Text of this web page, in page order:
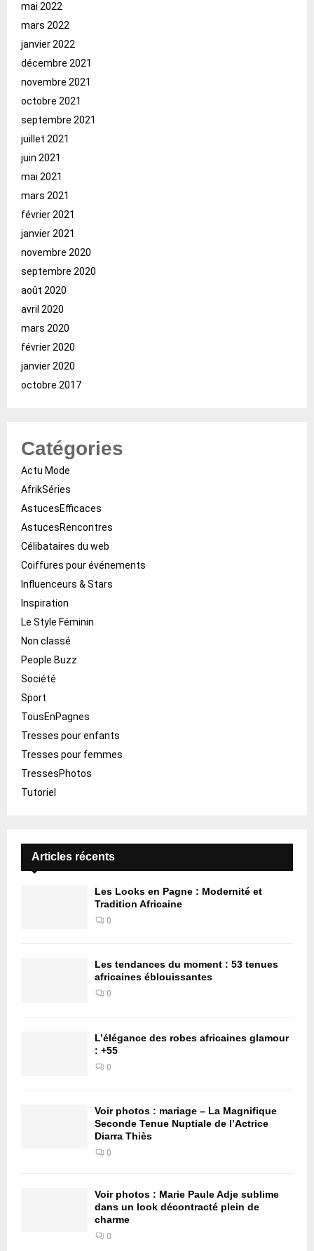
mai 2022
mars 2022
janvier 2022
décembre 2021
novembre 2021
octobre 2021
septembre 2021
juillet 2021
juin 2021
mai 2021
mars 2021
février 2021
janvier 2021
novembre 2020
septembre 2020
août 2020
avril 2020
mars 2020
février 2020
janvier 2020
octobre 2017
Catégories
Actu Mode
AfrikSéries
AstucesEfficaces
AstucesRencontres
Célibataires du web
Coiffures pour événements
Influenceurs & Stars
Inspiration
Le Style Féminin
Non classé
People Buzz
Société
Sport
TousEnPagnes
Tresses pour enfants
Tresses pour femmes
TressesPhotos
Tutoriel
Articles récents
Les Looks en Pagne : Modernité et
Tradition Africaine
0
Les tendances du moment : 53 tenues
africaines éblouissantes
0
L’élégance des robes africaines glamour
: +55
0
Voir photos : mariage – La Magnifique
Seconde Tenue Nuptiale de l’Actrice
Diarra Thiès
0
Voir photos : Marie Paule Adje sublime
dans un look décontracté plein de
charme
0